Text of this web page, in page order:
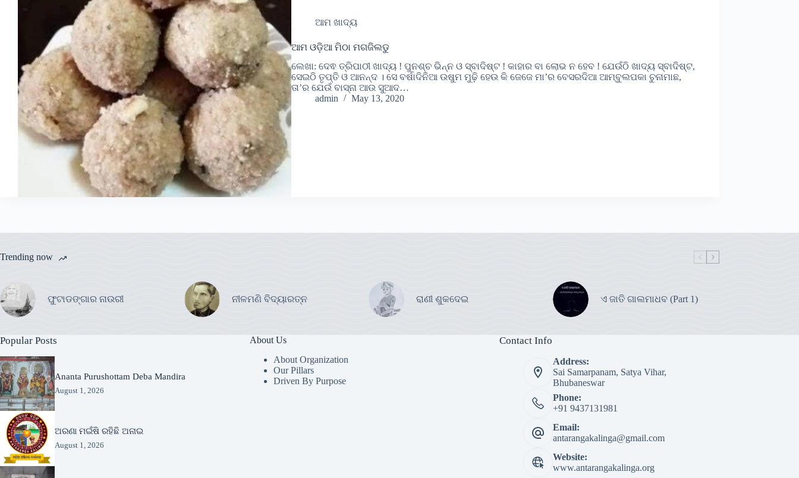
ଆମ ଖାଦ୍ୟ
ଆମ ଓଡ଼ିଆ ମିଠା ମଗଜିଲଡୁ
ଲେଖା: ଦେଵ ତ୍ରିପାଠୀ ଖାଦ୍ୟ ! ପୁନଶ୍ଚ ଭିନ୍ନ ଓ ସ୍ବାଦିଷ୍ଟ ! କାହାର ବା ଲୋଭ ନ ହେବ ! ଯେଉଁଠି ଖାଦ୍ୟ ସ୍ବାଦିଷ୍ଟ,
ସେଇଠି ତୃପ୍ତି ଓ ଆନନ୍ଦ । ସେ ବର୍ଷାଦିନିଆ ଉଷୁମ ମୁଢ଼ି ହେଉ କି ଜେଜେ ମା’ର ବେସରଦିଆ ଆମ୍ବୁଲପକା ଚୁନାମାଛ,
ତା’ର ଯେଉଁ ବାସ୍ନା ଆଉ ସୁଆଦ…
admin
May 13, 2020
Trending now
ଫୁଟାଡଙ୍ଗାର ନାଉରୀ ନୀଳମଣି ବିଦ୍ୟାରତ୍ନ ରାଣୀ ଶୁକଦେଇ ଏ ଜାତି ଗାଲମାଧବ (Part 1)
Popular Posts
Ananta Purushottam Deba Mandira
August 1, 2026
ଅରଣା ମଇଁଷି ରହିଛି ଅନାଇ
August 1, 2026
About Us
About Organization
Our Pillars
Driven By Purpose​
Contact Info
Address:
Sai Samarpanam, Satya Vihar,
Bhubaneswar
Phone:
+91 9437131981
Email:
antarangakalinga@gmail.com
Website:
www.antarangakalinga.org